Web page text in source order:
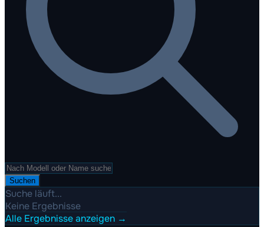
Suchen
Suche läuft...
Keine Ergebnisse
Alle Ergebnisse anzeigen →